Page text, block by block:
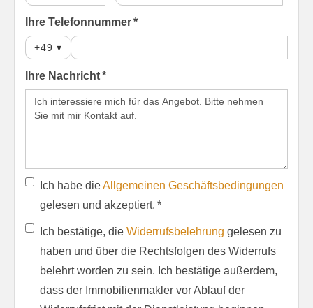
Ihre Telefonnummer *
+49 ▾
Ihre Nachricht *
Ich habe dieAllgemeinen Geschäftsbedingungen
gelesen und akzeptiert. *
Ich bestätige, die Widerrufsbelehrung gelesen zu
haben und über die Rechtsfolgen des Widerrufs
belehrt worden zu sein. Ich bestätige außerdem,
dass der Immobilienmakler vor Ablauf der